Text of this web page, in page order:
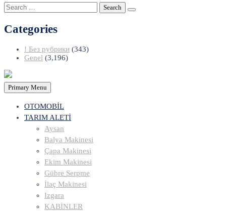
Search
for:
Categories
! Без рубрики (343)
Genel (3,196)
Primary Menu
OTOMOBİL
TARIM ALETİ
Aysan
Balya Makinesi
Çapa Makinesi
Ekim Makinesi
Gübre Serpme
İlaç Makinesi
Izgara
KABİNLER